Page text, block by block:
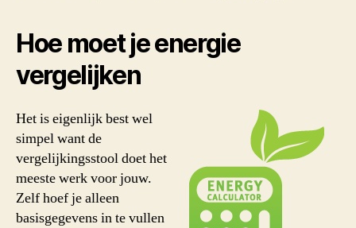
Hoe moet je energie
vergelijken
Het is eigenlijk best wel
simpel want de
vergelijkingsstool doet het
meeste werk voor jouw.
Zelf hoef je alleen
basisgegevens in te vullen